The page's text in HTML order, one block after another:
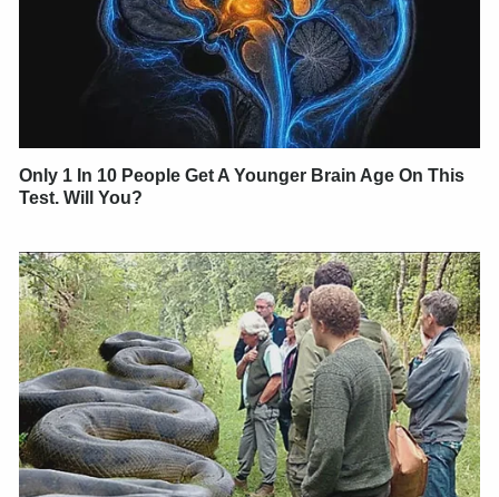
Only 1 In 10 People Get A Younger Brain Age On This
Test. Will You?